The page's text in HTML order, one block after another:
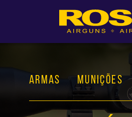
ARMAS MUNIÇÕES